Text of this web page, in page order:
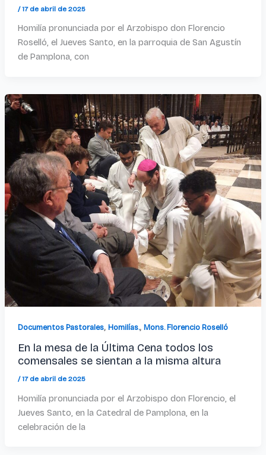
/17 de abril de 2025
Homilía pronunciada por el Arzobispo don Florencio
Roselló, el Jueves Santo, en la parroquia de San Agustín
de Pamplona, con
Documentos Pastorales, Homilías., Mons. Florencio Roselló
En la mesa de la Última Cena todos los
comensales se sientan a la misma altura
/17 de abril de 2025
Homilía pronunciada por el Arzobispo don Florencio, el
Jueves Santo, en la Catedral de Pamplona, en la
celebración de la